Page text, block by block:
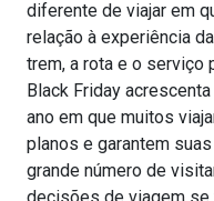
diferente de viajar em
relação à experiência
trem, a rota e o serviço
Black Friday
ano em que muitos
planos e garantem
grande número de
decisões de viagem se